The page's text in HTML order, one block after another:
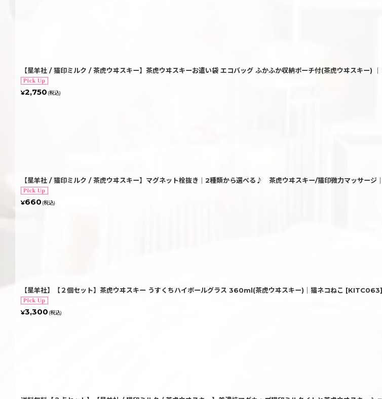
【星羊社 / 猫印ミルク / 茶虎ウヰスキー】茶虎ウヰスキーお遣い袋 エコバッグ ふかふか収納ポーチ付(茶虎ウヰスキー)
¥2,750 (税込)
【星羊社 / 猫印ミルク / 茶虎ウヰスキー】マグネット栓抜き｜2種類から選べる♪ 茶虎ウヰスキー/猫印微力マッサージ
¥660 (税込)
【星羊社】【２個セット】茶虎ウヰスキー うすくちハイボールグラス 360ml(茶虎ウヰスキー)｜猫ネコねこ [KITC063]
¥3,300 (税込)